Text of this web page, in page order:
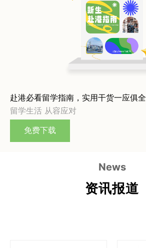
赴港必看留学指南，实用干货一应俱全
留学生活 从容应对
免费下载
News
资讯报道